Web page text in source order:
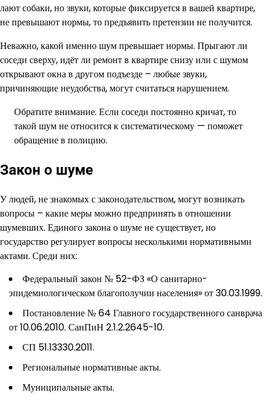
лают собаки, но звуки, которые фиксируется в вашей квартире,
не превышают нормы, то предъявить претензии не получится.
Неважно, какой именно шум превышает нормы. Прыгают ли
соседи сверху, идёт ли ремонт в квартире снизу или с шумом
открывают окна в другом подъезде – любые звуки,
причиняющие неудобства, могут считаться нарушением.
Обратите внимание. Если соседи постоянно кричат, то
такой шум не относится к систематическому — поможет
обращение в полицию.
Закон о шуме
У людей, не знакомых с законодательством, могут возникать
вопросы – какие меры можно предпринять в отношении
шумевших. Единого закона о шуме не существует, но
государство регулирует вопросы несколькими нормативными
актами. Среди них:
Федеральный закон № 52-ФЗ «О санитарно-
эпидемиологическом благополучии населения» от 30.03.1999.
Постановление № 64 Главного государственного санврача
от 10.06.2010. СанПиН 2.1.2.2645-10.
СП 51.13330.2011.
Региональные нормативные акты.
Муниципальные акты.